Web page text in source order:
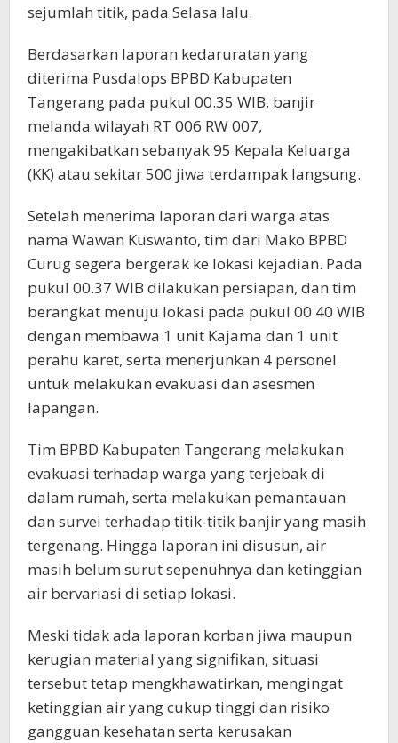
sejumlah titik, pada Selasa lalu.
Berdasarkan laporan kedaruratan yang
diterima Pusdalops BPBD Kabupaten
Tangerang pada pukul 00.35 WIB, banjir
melanda wilayah RT 006 RW 007,
mengakibatkan sebanyak 95 Kepala Keluarga
(KK) atau sekitar 500 jiwa terdampak langsung.
Setelah menerima laporan dari warga atas
nama Wawan Kuswanto, tim dari Mako BPBD
Curug segera bergerak ke lokasi kejadian. Pada
pukul 00.37 WIB dilakukan persiapan, dan tim
berangkat menuju lokasi pada pukul 00.40 WIB
dengan membawa 1 unit Kajama dan 1 unit
perahu karet, serta menerjunkan 4 personel
untuk melakukan evakuasi dan asesmen
lapangan.
Tim BPBD Kabupaten Tangerang melakukan
evakuasi terhadap warga yang terjebak di
dalam rumah, serta melakukan pemantauan
dan survei terhadap titik-titik banjir yang masih
tergenang. Hingga laporan ini disusun, air
masih belum surut sepenuhnya dan ketinggian
air bervariasi di setiap lokasi.
Meski tidak ada laporan korban jiwa maupun
kerugian material yang signifikan, situasi
tersebut tetap mengkhawatirkan, mengingat
ketinggian air yang cukup tinggi dan risiko
gangguan kesehatan serta kerusakan